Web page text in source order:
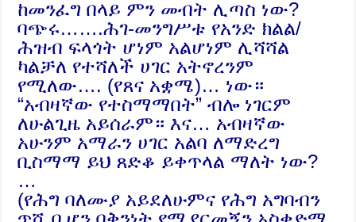
ከመንፈግ በላይ ምን መብት ሊጣስ ነው?
ባጭሩ…….ሕገ-መንግሥቱ የአንድ ክልል/
ሕዝብ ፍላጎት ሆነም አልሆነም ሊሻሻል
ካልቻለ የተሻለች ሀገር አትኖረንም
የሚለው…. (የጸና አቋሜ)… ነው።
“አብዛኛው የተስማማበት” ብሎ ነገርም
ለሁልጊዜ አይሰራም። እና… አብዛኛው
አሁንም አማራን ሀገር አልባ ለማድረግ
ቢስማማ ይህ ጸድቆ ይቀጥላል ማለት ነው?
…
(የሕግ ባለሙያ አይደለሁምና የሕግ አግባብን